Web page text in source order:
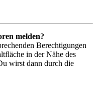
melden?
Berechtigungen
in der Nähe des
wirst dann durch die